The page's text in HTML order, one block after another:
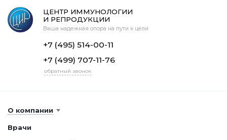
ЦЕНТР ИММУНОЛОГИИ
И РЕПРОДУКЦИИ
Ваша надежная опора на пути к цели
+7 (495) 514-00-11
+7 (499) 707-11-76
обратный звонок
О компании
Врачи